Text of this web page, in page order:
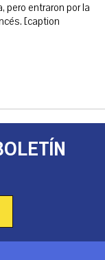
pero entraron por la
[caption